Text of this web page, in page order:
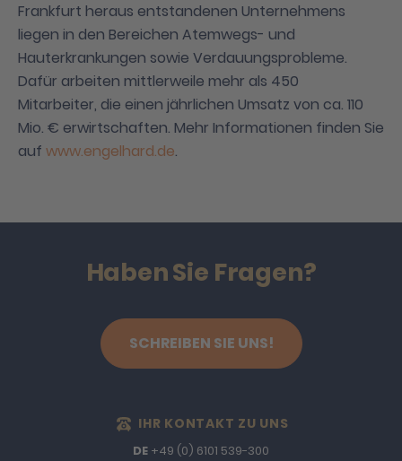
Frankfurt heraus entstandenen Unternehmens
liegen in den Bereichen Atemwegs- und
Hauterkrankungen sowie Verdauungsprobleme.
Dafür arbeiten mittlerweile mehr als 450
Mitarbeiter, die einen jährlichen Umsatz von ca. 110
Mio. € erwirtschaften. Mehr Informationen finden Sie
auf www.engelhard.de.
Haben Sie Fragen?
SCHREIBEN SIE UNS!
IHR KONTAKT ZU UNS
DE +49 (0) 6101 539-300